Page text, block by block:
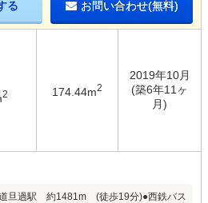
る お問い合わせ(無料)
2 174.44m2
2019年10月
(築6年11ヶ
月)
旦過駅 約1481m (徒歩19分)●西鉄バス